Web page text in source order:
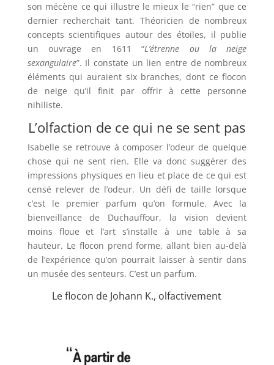
son mécène ce qui illustre le mieux le “rien” que ce
dernier recherchait tant. Théoricien de nombreux
concepts scientifiques autour des étoiles, il publie
un ouvrage en 1611 “L’étrenne ou la neige
sexangulaire”. Il constate un lien entre de nombreux
éléments qui auraient six branches, dont ce flocon
de neige qu’il finit par offrir à cette personne
nihiliste.
L’olfaction de ce qui ne se sent pas
Isabelle se retrouve à composer l’odeur de quelque
chose qui ne sent rien. Elle va donc suggérer des
impressions physiques en lieu et place de ce qui est
censé relever de l’odeur. Un défi de taille lorsque
c’est le premier parfum qu’on formule. Avec la
bienveillance de Duchauffour, la vision devient
moins floue et l’art s’installe à une table à sa
hauteur. Le flocon prend forme, allant bien au-delà
de l’expérience qu’on pourrait laisser à sentir dans
un musée des senteurs. C’est un parfum.
Le flocon de Johann K., olfactivement